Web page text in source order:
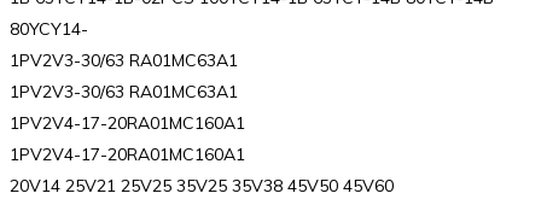
80YCY14-
1PV2V3-30/63 RA01MC63A1
1PV2V3-30/63 RA01MC63A1
1PV2V4-17-20RA01MC160A1
1PV2V4-17-20RA01MC160A1
20V14 25V21 25V25 35V25 35V38 45V50 45V60